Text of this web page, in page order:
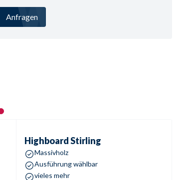
Anfragen
HighboardStirling
Massivholz
Ausführung wählbar
vieles mehr